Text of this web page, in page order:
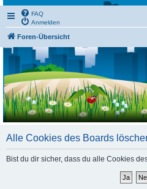
FAQ
Anmelden
Foren-Übersicht
Alle Cookies des Boards
Bist du dir sicher, dass du alle Cookies